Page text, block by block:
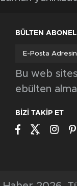
BÜLTEN
Bu web
ebülten
BİZİ TAKİP ET